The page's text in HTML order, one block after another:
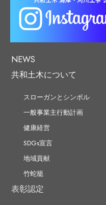
NEWS
共和土木について
スローガンとシンボル
一般事業主行動計画
健康経営
SDGs宣言
地域貢献
竹蛇籠
表彰認定